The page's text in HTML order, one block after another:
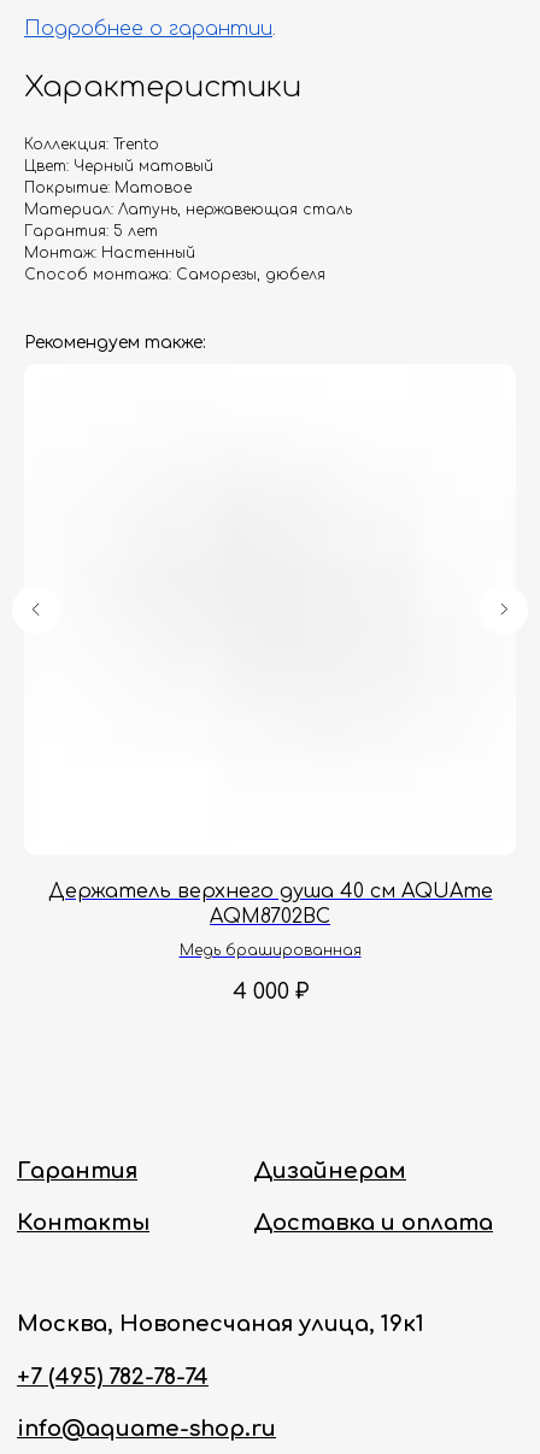
Подробнее о гарантии.
Характеристики
Коллекция: Trento
Цвет: Черный матовый
Покрытие: Матовое
Материал: Латунь, нержавеющая сталь
Гарантия: 5 лет
Монтаж: Настенный
Способ монтажа: Саморезы, дюбеля
Рекомендуем также:
Держатель верхнего душа 40 см AQUAme
AQM8702BC
Медь брашированная
4 000 ₽
Политика конфиденциальности